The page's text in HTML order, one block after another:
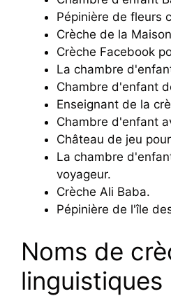
Pépinière de fleurs
Crèche de la
Crèche Facebook
La chambre
Chambre d'enfant
Enseignant de la
Chambre d'enfant
Château de jeu
La chambre
voyageur.
Crèche Ali Baba.
Pépinière de l'île
Noms de
linguistiques